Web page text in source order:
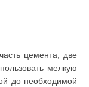
цемента, две
мелкую
до необходимой